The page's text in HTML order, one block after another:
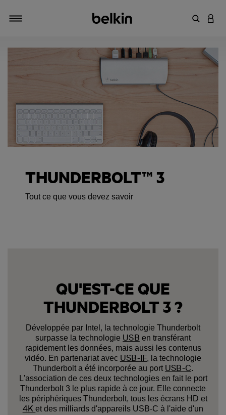
Saisir
THUNDERBOLT™ 3
Tout ce que vous devez savoir
QU'EST-CE QUE
THUNDERBOLT 3 ?
Développée par Intel, la technologie Thunderbolt
surpasse la technologie USB en transférant
rapidement les données, mais aussi les contenus
vidéo. En partenariat avec USB-IF, la technologie
Thunderbolt a été incorporée au port USB-C.
L'association de ces deux technologies en fait le port
Thunderbolt 3 le plus rapide à ce jour. Elle connecte
les périphériques Thunderbolt, tous les écrans HD et
4Ket des milliards d'appareils USB-C à l'aide d'un